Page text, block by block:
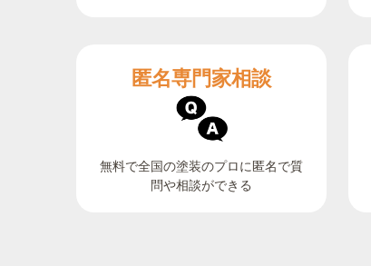
匿名専門家相談
無料で全国の塗装のプロに匿名で質
問や相談ができる